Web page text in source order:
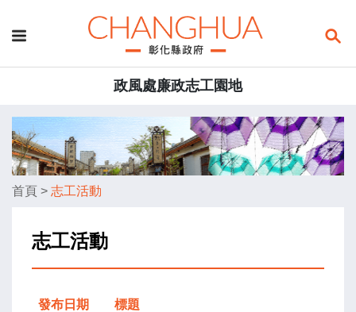
政風處廉政志工園地
首頁 > 志工活動
志工活動
發布日期 標題